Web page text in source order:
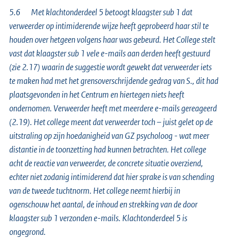
5.6 Met klachtonderdeel 5 betoogt klaagster sub 1 dat
verweerder op intimiderende wijze heeft geprobeerd haar stil te
houden over hetgeen volgens haar was gebeurd. Het College stelt
vast dat klaagster sub 1 vele e-mails aan derden heeft gestuurd
(zie 2.17) waarin de suggestie wordt gewekt dat verweerder iets
te maken had met het grensoverschrijdende gedrag van S., dit had
plaatsgevonden in het Centrum en hiertegen niets heeft
ondernomen. Verweerder heeft met meerdere e-mails gereageerd
(2.19). Het college meent dat verweerder toch – juist gelet op de
uitstraling op zijn hoedanigheid van GZ psycholoog - wat meer
distantie in de toonzetting had kunnen betrachten. Het college
acht de reactie van verweerder, de concrete situatie overziend,
echter niet zodanig intimiderend dat hier sprake is van schending
van de tweede tuchtnorm. Het college neemt hierbij in
ogenschouw het aantal, de inhoud en strekking van de door
klaagster sub 1 verzonden e-mails. Klachtonderdeel 5 is
ongegrond.